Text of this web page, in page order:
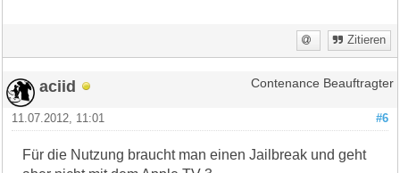
Zitieren
aciid Contenance Beauftragter
#6
11.07.2012, 11:01
Für die Nutzung braucht man einen Jailbreak und geht